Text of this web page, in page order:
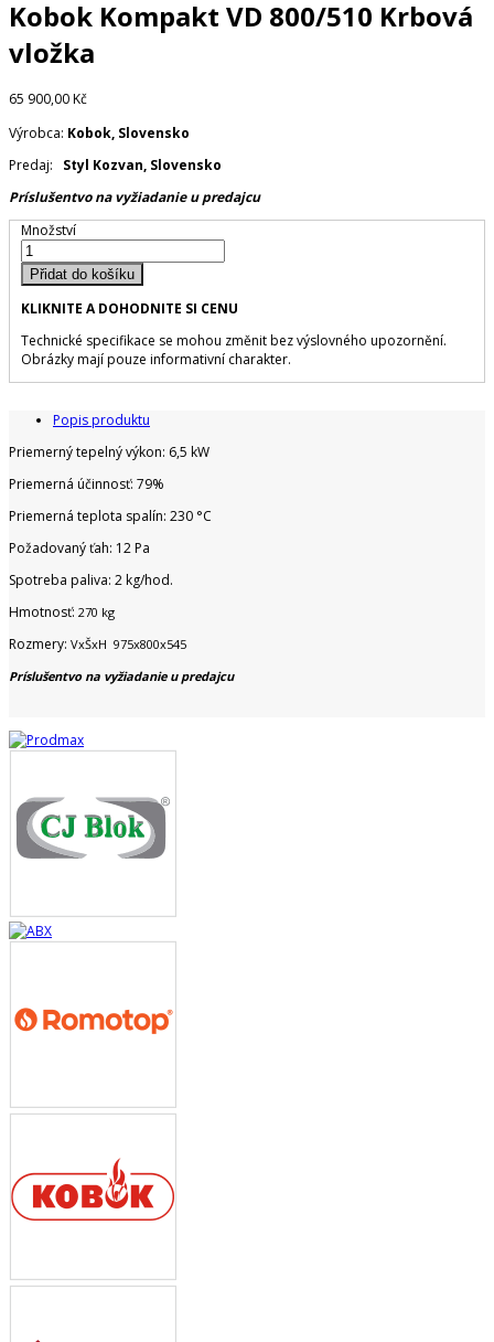
Kobok Kompakt VD 800/510 Krbová
vložka
65 900,00 Kč
Výrobca: Kobok, Slovensko
Predaj: Styl Kozvan, Slovensko
Príslušentvo na vyžiadanie u predajcu
Množství
Přidat do košíku
KLIKNITE A DOHODNITE SI CENU
Technické specifikace se mohou změnit bez výslovného upozornění.
Obrázky mají pouze informativní charakter.
Popis produktu
Priemerný tepelný výkon: 6,5 kW
Priemerná účinnosť: 79%
Priemerná teplota spalín: 230 °C
Požadovaný ťah: 12 Pa
Spotreba paliva: 2 kg/hod.
Hmotnosť: 270 kg
Rozmery: VxŠxH 975x800x545
Príslušentvo na vyžiadanie u predajcu